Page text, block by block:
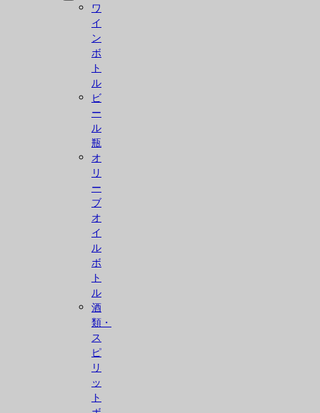
ワ
イ
ン
ボ
ト
ル
ビ
ー
ル
瓶
オ
リ
ー
ブ
オ
イ
ル
ボ
ト
ル
酒
類・
ス
ピ
リ
ッ
ト